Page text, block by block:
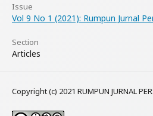
Issue
Vol 9 No 1 (2021): Rumpun Jurnal
Section
Articles
Copyright (c) 2021 RUMPUN JURNAL